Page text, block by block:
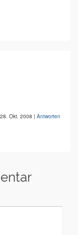
28. Okt. 2008 | Antworten